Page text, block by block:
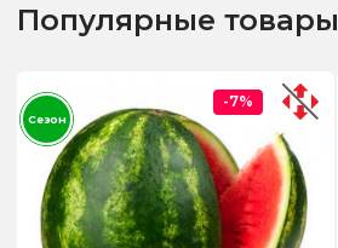
Популярные товары
-7%
Сезон